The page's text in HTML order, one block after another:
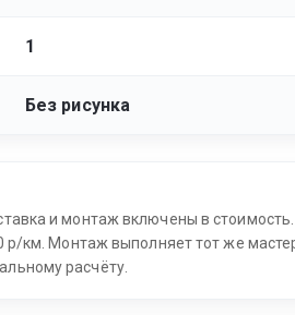
1
Без рисунка
и монтаж включены в
км. Монтаж выполняет тот же
расчёту.